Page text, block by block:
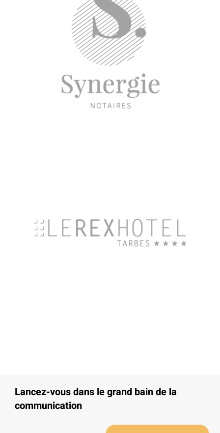
Lancez-vous dans le grand bain de la
communication